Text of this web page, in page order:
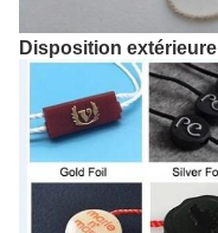
Disposition extérieure